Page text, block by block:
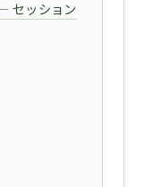
セッション